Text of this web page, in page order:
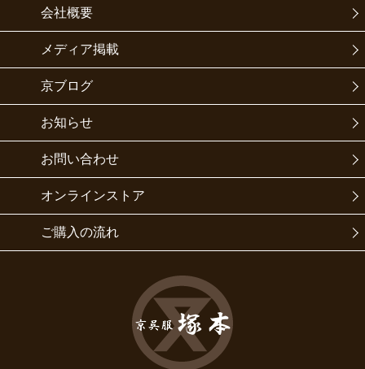
会社概要
メディア掲載
京ブログ
お知らせ
お問い合わせ
オンラインストア
ご購入の流れ